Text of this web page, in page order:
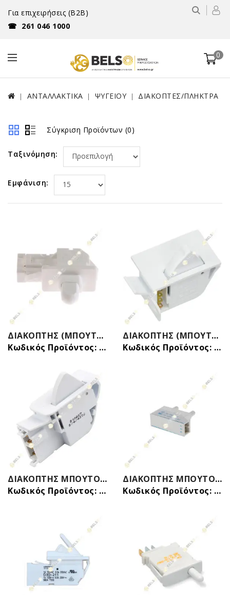
Για επιχειρήσεις (B2B)
☎ 261 046 1000
0
ΑΝΤΑΛΛΑΚΤΙΚΑ ΨΥΓΕΙΟΥ ΔΙΑΚΟΠΤΕΣ/ΠΛΗΚΤΡΑ
Σύγκριση Προϊόντων (0)
Ταξινόμηση:
Εμφάνιση:
ΔΙΑΚΟΠΤΗΣ (ΜΠΟΥΤΟΝ) ΦΩΤΟΣ ΨΥΓΕΙΟΥ 3 ΕΠΑΦΩΝ SHARP QSWPA092CBZA ORIGINAL
Κωδικός Προϊόντος: 24206321
ΔΙΑΚΟΠΤΗΣ (ΜΠΟΥΤΟΝ) ΦΩΤΟΣ ΨΥΓΕΙΟΥ 4 ΕΠΑΦΩΝ SAMSUNG DA34-00041A DA34-10110E
Κωδικός Προϊόντος: 24204203
ΔΙΑΚΟΠΤΗΣ ΜΠΟΥΤΟΝ ΙΙ ΨΥΓΕΙΟΥ (ΦΩΤΟΣ-ΑΝΕΜΙΣΤΗΡΑ) 4 ΕΠΑΦΩΝ LG 6600JB1010A
Κωδικός Προϊόντος: 24208603
ΔΙΑΚΟΠΤΗΣ ΜΠΟΥΤΟΝ ΠΟΡΤΑΣ ΨΥΓΕΙΟΥ ΙΙ (ΦΩΤΟΣ-ΑΝΕΜΙΣΤΗΡΑ) AEG, ELECTROLUX, ΓΕΝΙΚΗΣ ΧΡΗΣΗΣ 45X0884 PROFILO
Κωδικός Προϊόντος: 24205901